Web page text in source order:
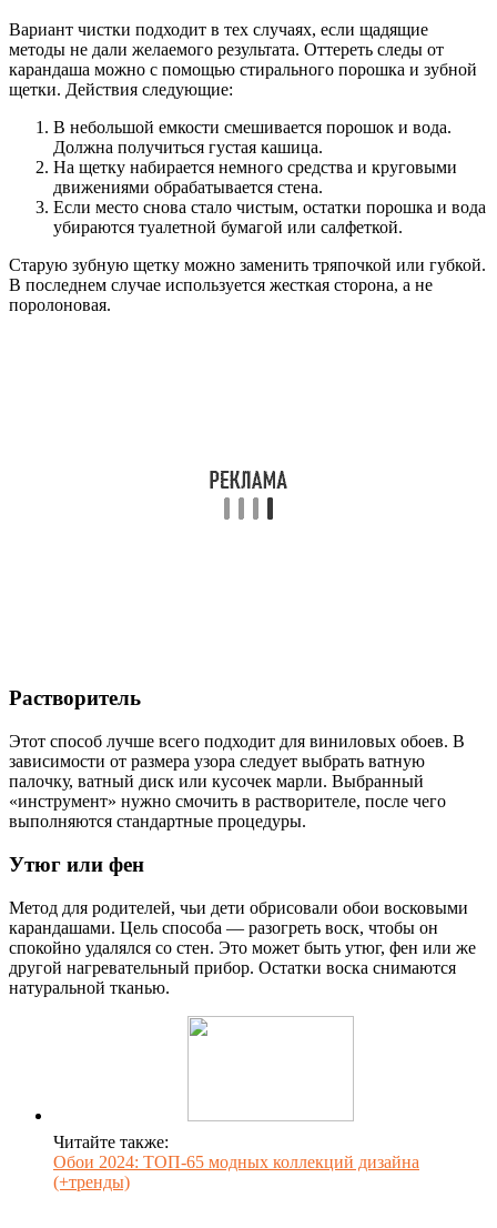
Вариант чистки подходит в тех случаях, если щадящие
методы не дали желаемого результата. Оттереть следы от
карандаша можно с помощью стирального порошка и зубной
щетки. Действия следующие:
В небольшой емкости смешивается порошок и вода.
Должна получиться густая кашица.
На щетку набирается немного средства и круговыми
движениями обрабатывается стена.
Если место снова стало чистым, остатки порошка и вода
убираются туалетной бумагой или салфеткой.
Старую зубную щетку можно заменить тряпочкой или губкой.
В последнем случае используется жесткая сторона, а не
поролоновая.
Растворитель
Этот способ лучше всего подходит для виниловых обоев. В
зависимости от размера узора следует выбрать ватную
палочку, ватный диск или кусочек марли. Выбранный
«инструмент» нужно смочить в растворителе, после чего
выполняются стандартные процедуры.
Утюг или фен
Метод для родителей, чьи дети обрисовали обои восковыми
карандашами. Цель способа — разогреть воск, чтобы он
спокойно удалялся со стен. Это может быть утюг, фен или же
другой нагревательный прибор. Остатки воска снимаются
натуральной тканью.
Читайте также:
Обои 2024: ТОП-65 модных коллекций дизайна
(+тренды)